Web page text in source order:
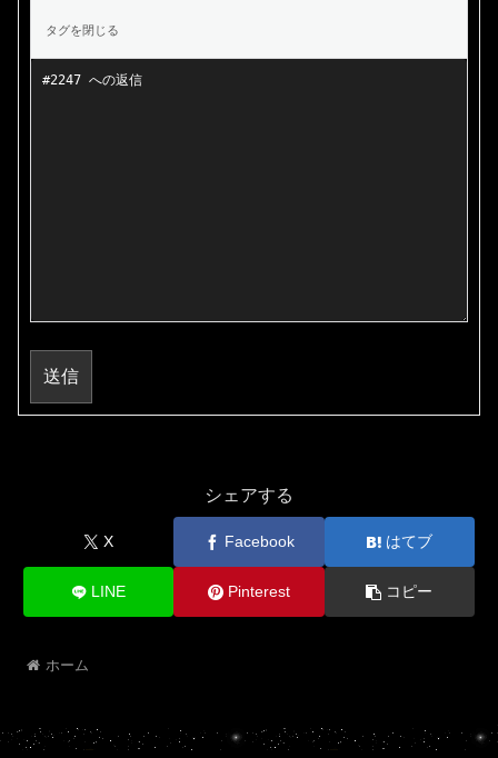
送信
シェアする
X Facebook はてブ
LINE Pinterest コピー
ホーム